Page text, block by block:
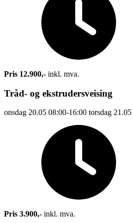
Pris 12.900,- inkl. mva.
Tråd- og ekstrudersveising
onsdag 20.05 08:00-16:00 torsdag 21.05
Pris 3.900,- inkl. mva.